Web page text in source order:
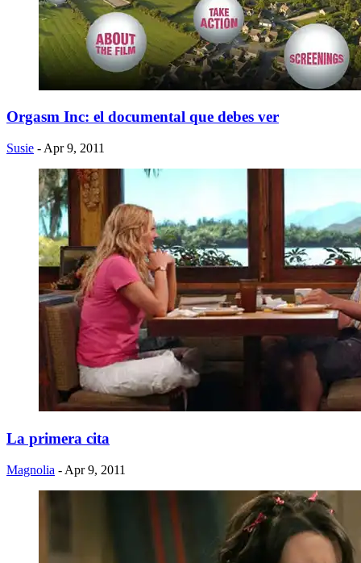
Orgasm Inc: el documental que debes ver
Susie - Apr 9, 2011
La primera cita
Magnolia - Apr 9, 2011